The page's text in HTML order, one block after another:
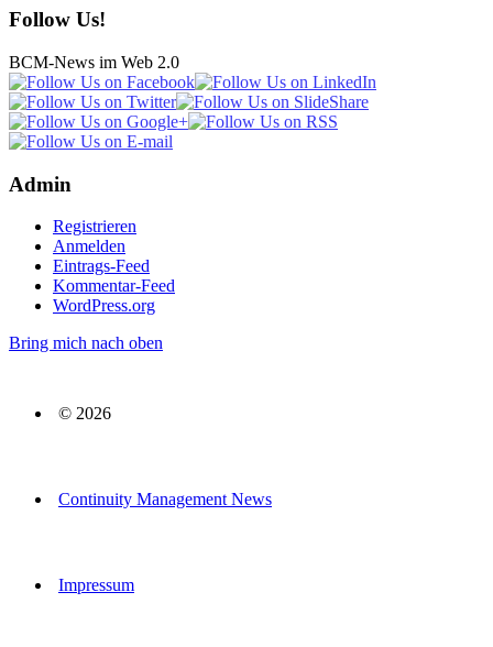
Follow Us!
BCM-News im Web 2.0
Admin
Registrieren
Anmelden
Eintrags-Feed
Kommentar-Feed
WordPress.org
Bring mich nach oben
© 2026
Continuity Management News
Impressum